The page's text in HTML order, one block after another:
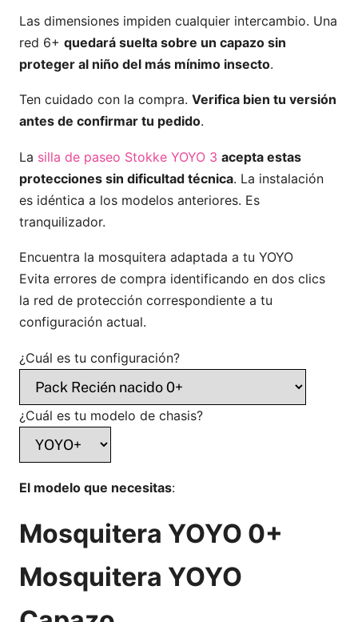
Las dimensiones impiden cualquier intercambio. Una
red 6+ quedará suelta sobre un capazo sin
proteger al niño del más mínimo insecto.
Ten cuidado con la compra. Verifica bien tu versión
antes de confirmar tu pedido.
La silla de paseo Stokke YOYO 3 acepta estas
protecciones sin dificultad técnica. La instalación
es idéntica a los modelos anteriores. Es
tranquilizador.
Encuentra la mosquitera adaptada a tu YOYO
Evita errores de compra identificando en dos clics
la red de protección correspondiente a tu
configuración actual.
¿Cuál es tu configuración?
¿Cuál es tu modelo de chasis?
El modelo que necesitas:
Mosquitera YOYO 0+
Mosquitera YOYO